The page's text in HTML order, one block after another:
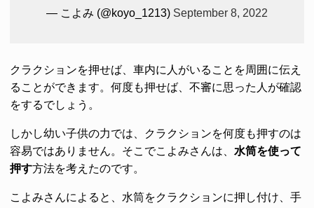
— こよみ (@koyo_1213) September 8, 2022
クラクションを押せば、車内に人がいることを周囲に伝え
ることができます。何度も押せば、不審に思った人が確認
をするでしょう。
しかし幼い子供の力では、クラクションを何度も押すのは
容易ではありません。そこでこよみさんは、 水筒を使って
押す方法を考えたのです。
こよみさんによると、水筒をクラクションに押し付け、手